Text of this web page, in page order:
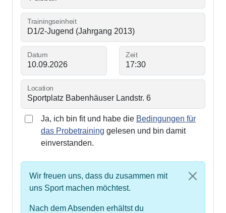
Trainingseinheit
Datum Zeit
Location
Ja, ich bin fit und habe die Bedingungen für
das Probetraining gelesen und bin damit
einverstanden.
Wir freuen uns, dass du zusammen mit
uns Sport machen möchtest.
Nach dem Absenden erhältst du